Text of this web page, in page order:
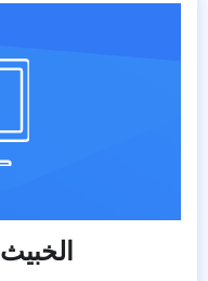
برنامج SnappyClient الخبيث